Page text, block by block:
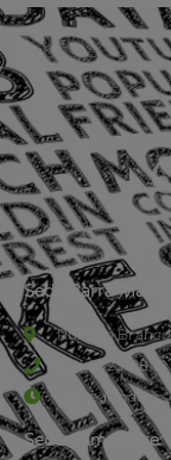
Sede Barra Mansa
Rua Rio
(24) 3323-
De segunda à
Sede Campestre: